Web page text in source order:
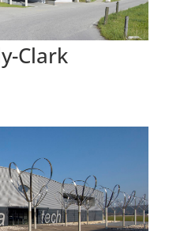
Clark